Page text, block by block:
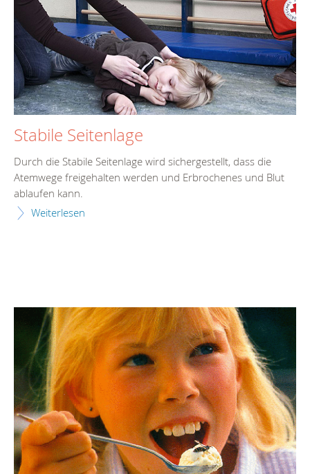
Stabile Seitenlage
Durch die Stabile Seitenlage wird sichergestellt, dass die
Atemwege freigehalten werden und Erbrochenes und Blut
ablaufen kann.
Weiterlesen